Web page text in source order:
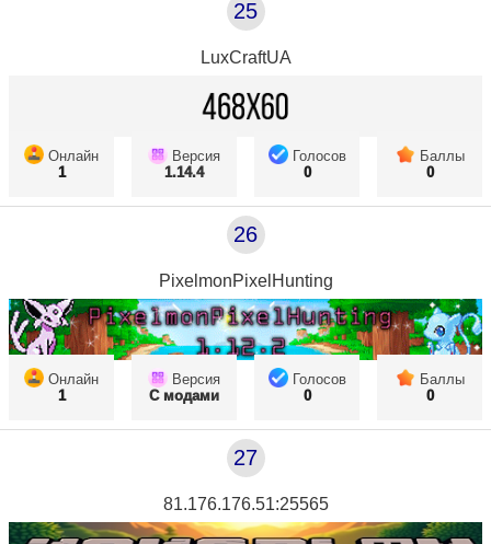
25
LuxCraftUA
Онлайн
1
Версия
1.14.4
Голосов
0
Баллы
0
26
PixelmonPixelHunting
Онлайн
1
Версия
С модами
Голосов
0
Баллы
0
27
81.176.176.51:25565